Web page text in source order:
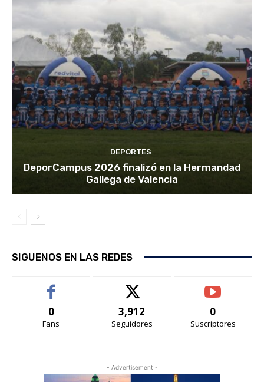
DEPORTES
DeporCampus 2026 finalizó en la Hermandad
Gallega de Valencia
SIGUENOS EN LAS REDES
0
Fans
3,912
Seguidores
0
Suscriptores
- Advertisement -